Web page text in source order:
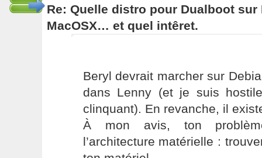
Re: Quelle distro pour Dualboot sur
MacOSX… et quel intêret.
Beryl devrait marcher sur
dans Lenny (et je suis
clinquant). En revanche, il
À mon avis, ton
l’architecture matérielle :